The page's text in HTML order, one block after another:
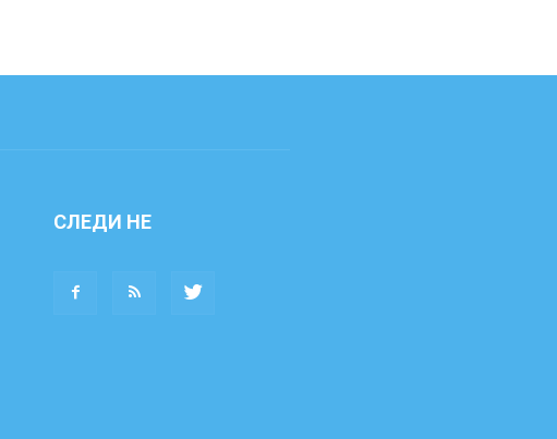
СЛЕДИ НЕ